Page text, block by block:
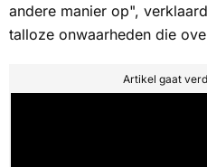
andere manier op",
talloze onwaarheden die
Artikel gaat